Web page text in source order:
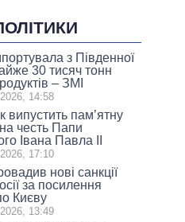
з Південної
30 тисяч тонн
– ЗМІ
14:58
випустить пам’ятну
честь Папи
Івана Павла II
17:10
нові санкції
за посилення
Києву
13:49